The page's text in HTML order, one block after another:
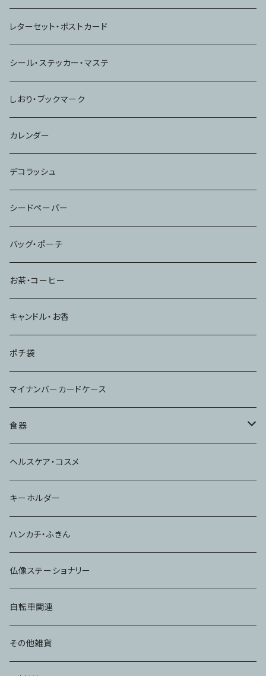
ノート
レターセット・ポストカード
シール・ステッカー・マステ
しおり・ブックマーク
カレンダー
デコラッシュ
シードペーパー
バッグ・ポーチ
お茶・コーヒー
キャンドル・お香
ポチ袋
マイナンバーカードケース
食器
コップ
ヘルスケア・コスメ
キーホルダー
ハンカチ・ふきん
仏像ステーショナリー
自転車関連
その他雑貨